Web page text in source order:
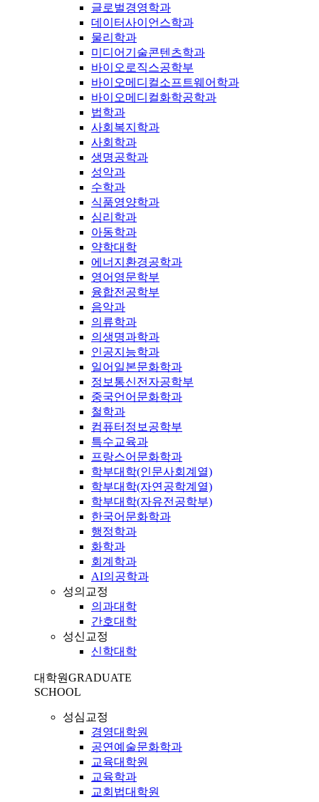
글로벌경영학과
데이터사이언스학과
물리학과
미디어기술콘텐츠학과
바이오로직스공학부
바이오메디컬소프트웨어학과
바이오메디컬화학공학과
법학과
사회복지학과
사회학과
생명공학과
성악과
수학과
식품영양학과
심리학과
아동학과
약학대학
에너지환경공학과
영어영문학부
융합전공학부
음악과
의류학과
의생명과학과
인공지능학과
일어일본문화학과
정보통신전자공학부
중국언어문화학과
철학과
컴퓨터정보공학부
특수교육과
프랑스어문화학과
학부대학(인문사회계열)
학부대학(자연공학계열)
학부대학(자유전공학부)
한국어문화학과
행정학과
화학과
회계학과
AI의공학과
성의교정
의과대학
간호대학
성신교정
신학대학
대학원GRADUATE
SCHOOL
성심교정
경영대학원
공연예술문화학과
교육대학원
교육학과
교회법대학원